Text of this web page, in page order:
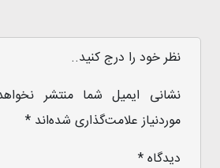
نظر خود را درج کنید..
نشانی ایمیل شما منتشر
موردنیاز علامت‌گذاری شده‌اند*
دیدگاه*